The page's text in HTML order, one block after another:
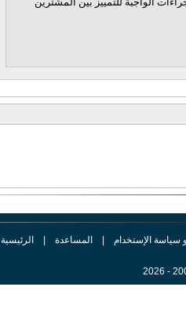
و سياسة الإستخدام | المساعدة | الرئيسية